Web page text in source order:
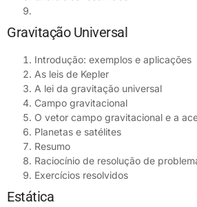
Gravitação Universal
Introdução: exemplos e aplicações
As leis de Kepler
A lei da gravitação universal
Campo gravitacional
O vetor campo gravitacional e a
Planetas e satélites
Resumo
Raciocínio de resolução de
Exercícios resolvidos
Estática